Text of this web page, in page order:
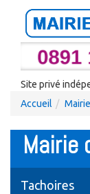
Site privé
Accueil
Mairie
Tachoires